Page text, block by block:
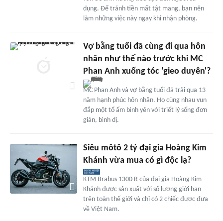
dụng. Để tránh tiền mất tật mang, bạn nên
làm những việc này ngay khi nhận phòng.
Vợ bằng tuổi đã cùng đi qua hôn
nhân như thế nào trước khi MC
Phan Anh xuống tóc 'gieo duyên'?
MC Phan Anh và vợ bằng tuổi đã trải qua 13
năm hạnh phúc hôn nhân. Họ cùng nhau vun
đắp một tổ ấm bình yên với triết lý sống đơn
giản, bình dị.
Siêu môtô 2 tỷ đại gia Hoàng Kim
Khánh vừa mua có gì độc lạ?
KTM Brabus 1300 R của đại gia Hoàng Kim
Khánh được sản xuất với số lượng giới hạn
trên toàn thế giới và chỉ có 2 chiếc được đưa
về Việt Nam.